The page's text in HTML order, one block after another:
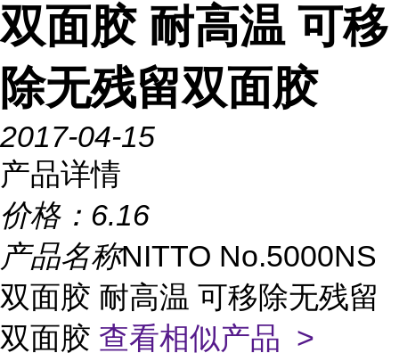
双面胶 耐高温 可移
除无残留双面胶
2017-04-15
产品详情
价格： 6.16
产品名称NITTO No.5000NS
双面胶 耐高温 可移除无残留
双面胶 查看相似产品 >